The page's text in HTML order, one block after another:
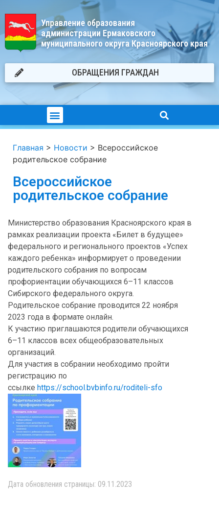
Управление образования
администрации Ермаковского
муниципального округа Красноярского края
ОБРАЩЕНИЯ ГРАЖДАН
Главная > Новости > Всероссийское
родительское собрание
Всероссийское
родительское собрание
Министерство образования Красноярского края в
рамках реализации проекта «Билет в будущее»
федерального и регионального проектов «Успех
каждого ребенка» информирует о проведении
родительского собрания по вопросам
профориентации обучающихся 6–11 классов
Сибирского федерального округа.
Родительское собрание проводится 22 ноября
2023 года в формате онлайн.
К участию приглашаются родители обучающихся
6–11 классов всех общеобразовательных
организаций.
Для участия в собрании необходимо пройти
регистрацию по
ссылке https://school.bvbinfo.ru/roditeli-sfo
Дата обновления страницы: 09.11.2023